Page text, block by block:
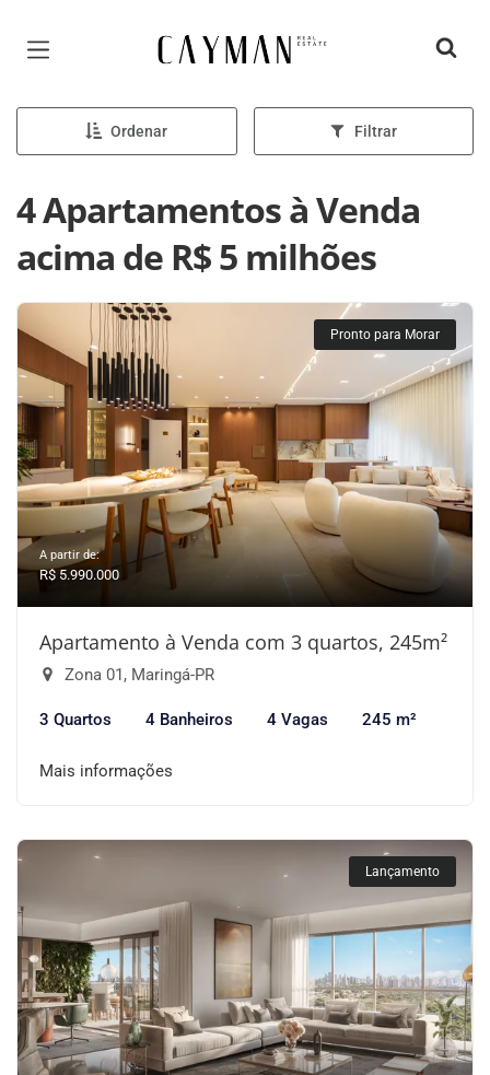
Página inicial
Ordenar Filtrar
4 Apartamentos à Venda
acima de R$ 5 milhões
Pronto para Morar
A partir de:
R$ 5.990.000
Apartamento à Venda com 3 quartos, 245m²
Zona 01, Maringá-PR
3 Quartos 4 Banheiros 4 Vagas 245 m²
Mais informações
Lançamento